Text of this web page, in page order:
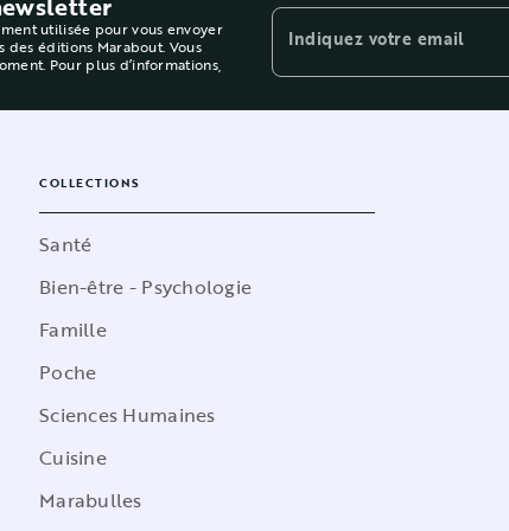
utilisée pour vous envoyer
éditions Marabout. Vous
Pour plus d’informations,
Indiquez votre email
COLLECTIONS
Santé
Bien-être - Psychologie
Famille
Poche
Sciences Humaines
Cuisine
Marabulles